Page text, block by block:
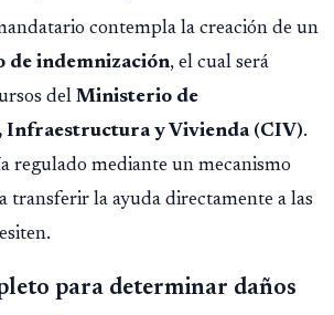
contempla la creación de un
de indemnización, el cual será
del Ministerio de
Infraestructura y Vivienda (CIV).
regulado mediante un mecanismo
transferir la ayuda directamente a las
para determinar daños